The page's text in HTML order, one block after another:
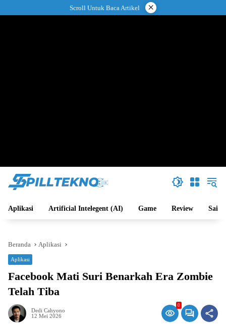
ke
Scroll Untuk Baca Artikel ×
Aplikasi Artificial Intelegent (AI) Game Review Sains
Beranda Aplikasi
Aplikasi
Facebook Mati Suri Benarkah Era Zombie
Telah Tiba
Dedi Cahyono
12 Mei 2026
0